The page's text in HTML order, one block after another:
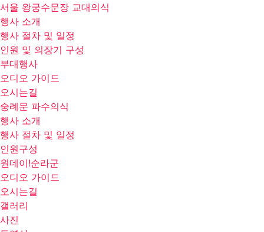
서울 왕궁수문장 교대의식
행사 소개
행사 절차 및 일정
인원 및 의장기 구성
부대행사
오디오 가이드
오시는길
숭례문 파수의식
행사 소개
행사 절차 및 일정
인원구성
원데이!순라군
오디오 가이드
오시는길
갤러리
사진